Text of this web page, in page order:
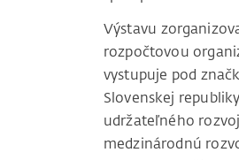
Výstavu
rozpočtovou
vystupuje pod
Slovenskej
udržateľného
medzinárodnú